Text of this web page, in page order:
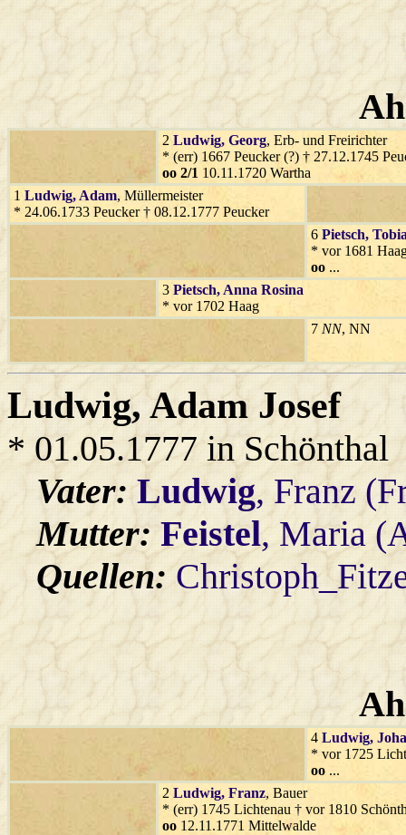
2 Ludwig, Georg, Erb- und Freirichter
* (err) 1667 Peucker (?) † 27.12.1745
oo 2/1 10.11.1720 Wartha
1 Ludwig, Adam, Müllermeister
* 24.06.1733 Peucker † 08.12.1777 Peucker
6 Pietsch,
* vor 1681
oo ...
3 Pietsch, Anna Rosina
* vor 1702 Haag
7 NN, NN
Ludwig, Adam Josef
* 01.05.1777 in Schönthal
Vater:Ludwig, Franz
Mutter: Feistel, Maria
Quellen:
4 Ludwig,
* vor 1725
oo ...
2 Ludwig, Franz, Bauer
* (err) 1745 Lichtenau † vor 1810
oo 12.11.1771 Mittelwalde